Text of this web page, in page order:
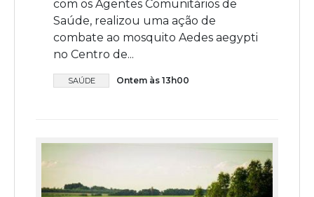
com os Agentes Comunitários de
Saúde, realizou uma ação de
combate ao mosquito Aedes aegypti
no Centro de...
SAÚDE Ontem às 13h00